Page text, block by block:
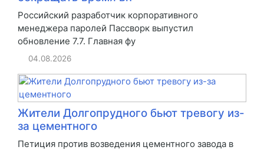
Российский разработчик корпоративного
менеджера паролей Пассворк выпустил
обновление 7.7. Главная фу
04.08.2026
Жители Долгопрудного бьют тревогу из-
за цементного
Петиция против возведения цементного завода в